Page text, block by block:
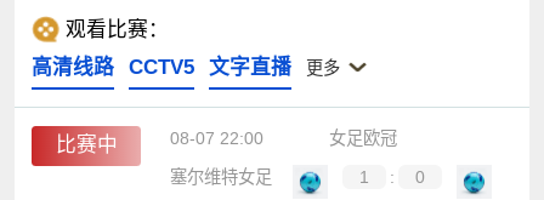
观看比赛：
高清线路
CCTV5 文字直播 更多
比赛中 08-07 22:00
女足欧冠
塞尔维特女足
1 :
0